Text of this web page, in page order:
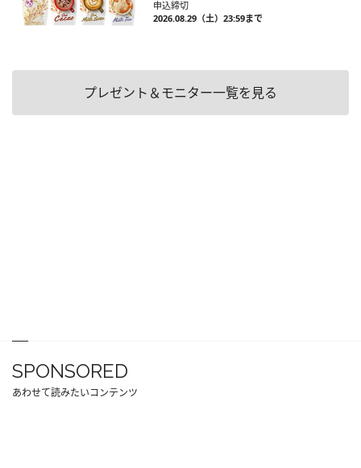
申込締切
2026.08.29（土）23:59まで
プレゼント＆モニター一覧を見る
SPONSORED
あわせて読みたいコンテンツ